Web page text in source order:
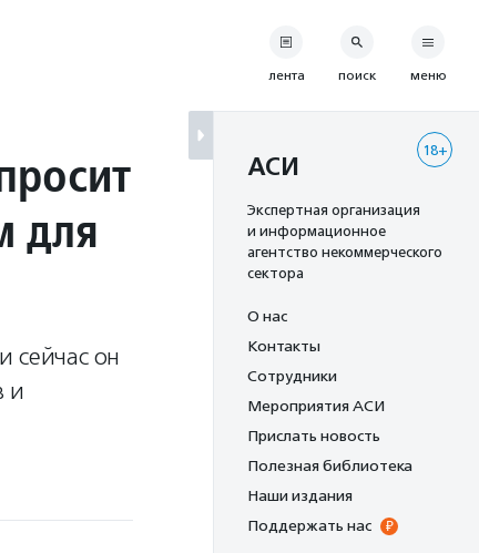
для
сейчас он
и
лента поиск меню
18+
АСИ
Экспертная организация
и информационное
агентство некоммерческого
сектора
О нас
Контакты
Сотрудники
Мероприятия АСИ
Прислать новость
Полезная библиотека
Наши издания
Поддержать нас